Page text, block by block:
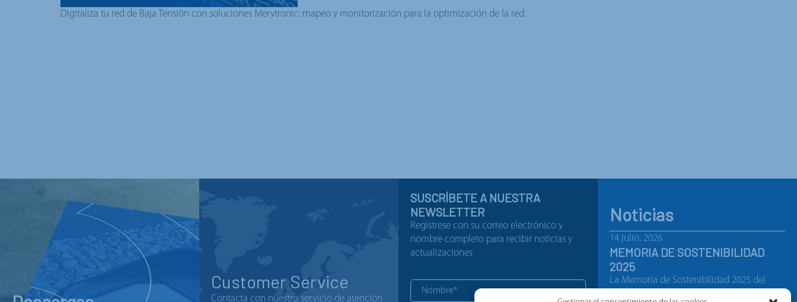
Digitaliza tu red de Baja Tensión con soluciones Merytronic: mapeo y monitorización para la optimización de la red.
Customer Service
Contacta con nuestro servicio de atención
SUSCRÍBETE A NUESTRA
NEWSLETTER
Regístrese con su correo electrónico y
nombre completo para recibir noticias y
actualizaciones
Noticias
14 julio, 2026
MEMORIA DE SOSTENIBILIDAD
2025
La Memoria de Sostenibilidad 2025 del